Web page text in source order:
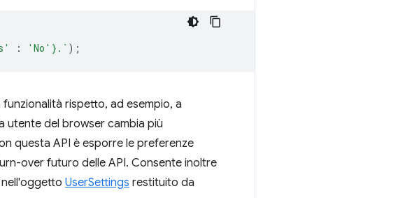
: 'No' } .` );
rispetto, ad esempio, a
utente del browser cambia più
questa API è esporre le preferenze
over futuro delle API. Consente inoltre
UserSettings restituito da